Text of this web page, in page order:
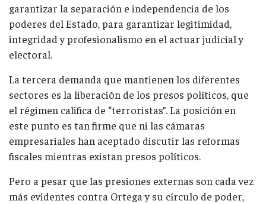
garantizar la separación e independencia de los
poderes del Estado, para garantizar legitimidad,
integridad y profesionalismo en el actuar judicial y
electoral.
La tercera demanda que mantienen los diferentes
sectores es la liberación de los presos políticos, que
el régimen califica de “terroristas”. La posición en
este punto es tan firme que ni las cámaras
empresariales han aceptado discutir las reformas
fiscales mientras existan presos políticos.
Pero a pesar que las presiones externas son cada vez
más evidentes contra Ortega y su círculo de poder,